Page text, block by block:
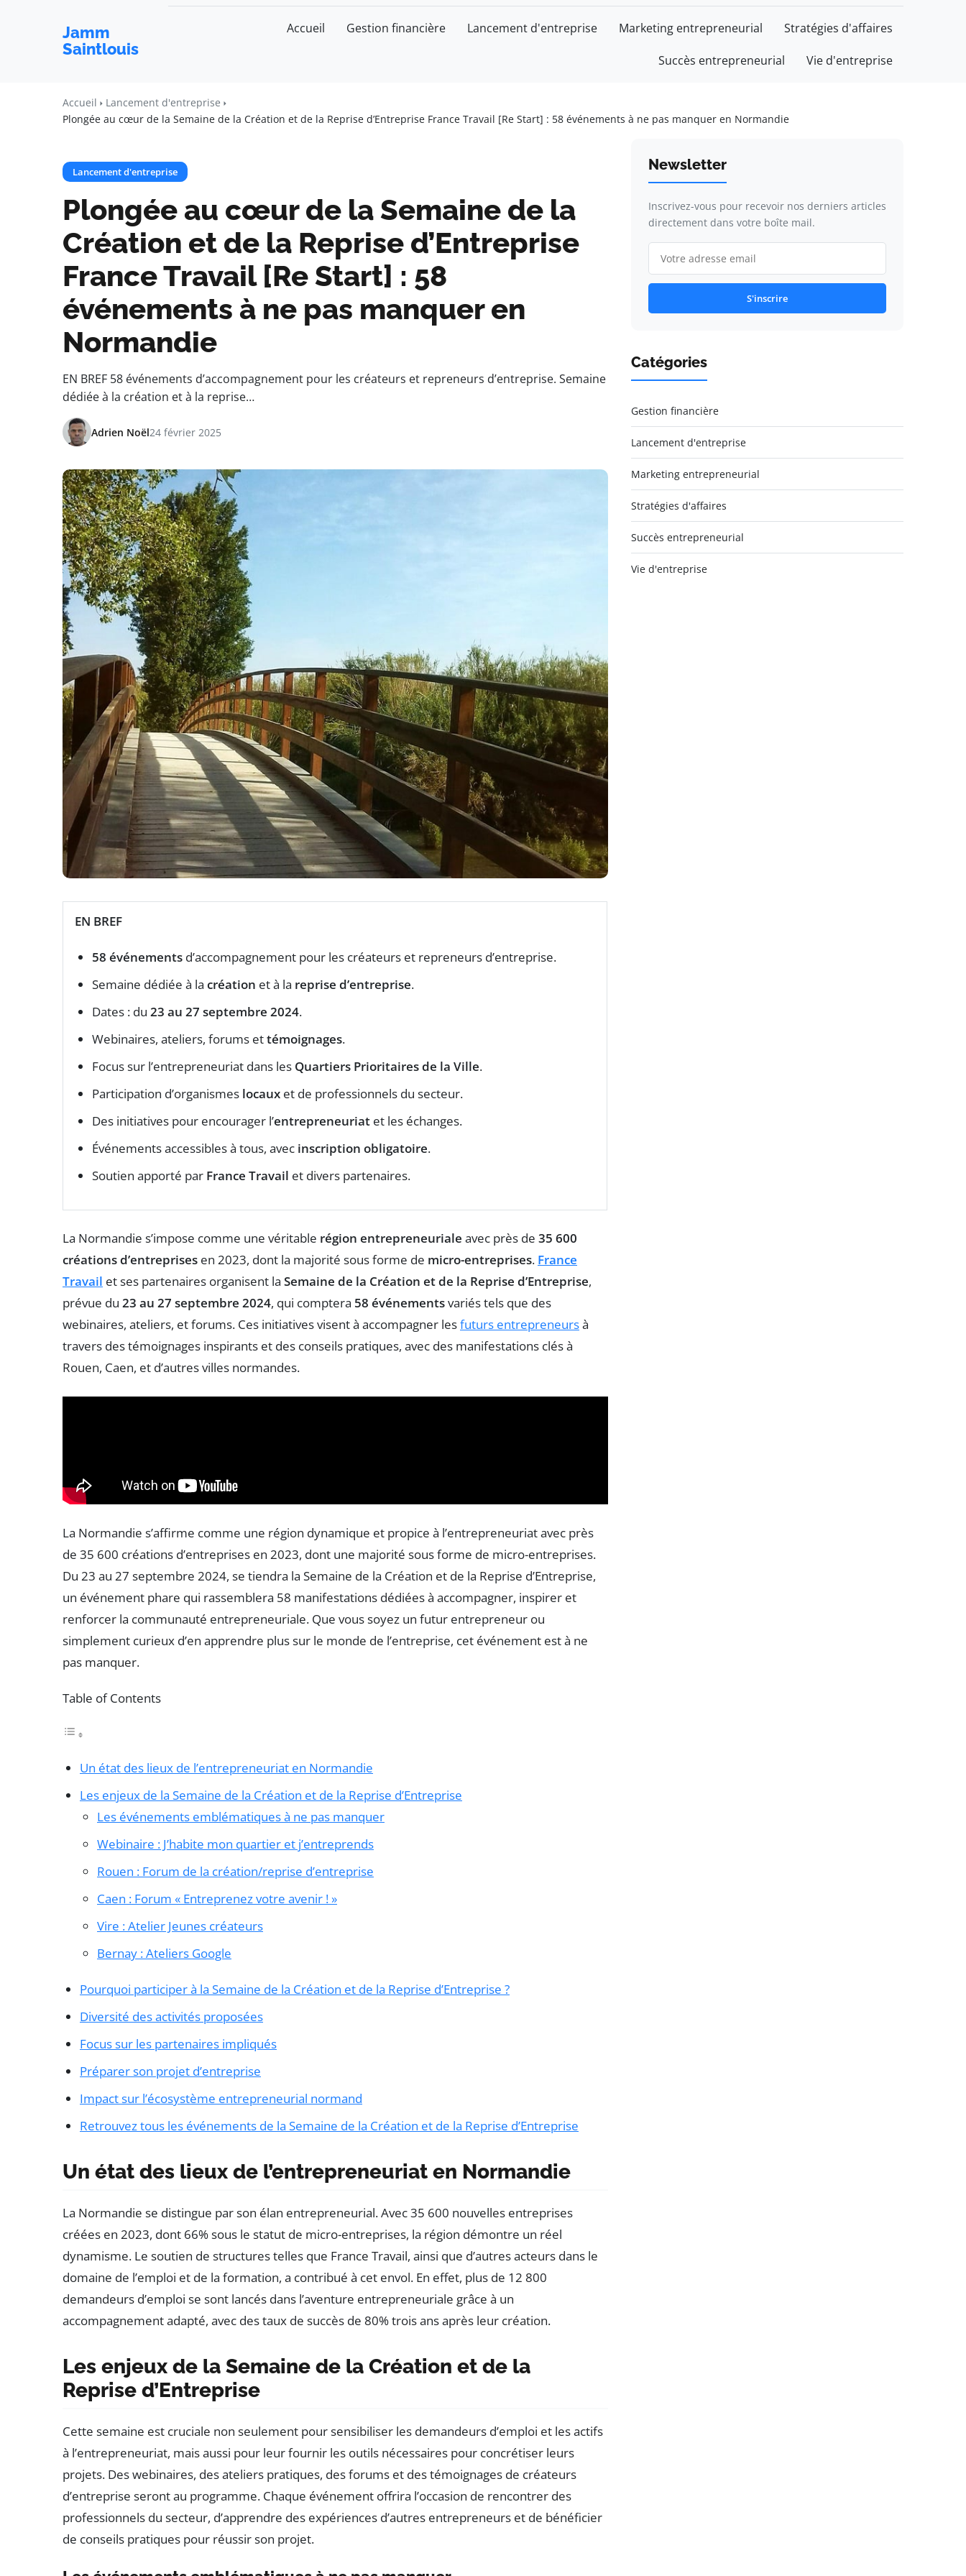
Jamm
Saintlouis
Accueil Gestion financière Lancement d'entreprise Marketing entrepreneurial Stratégies d'affaires
Succès entrepreneurial Vie d'entreprise
Accueil
Lancement d'entreprise
Plongée au cœur de la Semaine de la Création et de la Reprise d’Entreprise France Travail [Re Start] : 58 événements à ne pas manquer en Normandie
Lancement d'entreprise
Plongée au cœur de la Semaine de la
Création et de la Reprise d’Entreprise
France Travail [Re Start] : 58
événements à ne pas manquer en
Normandie
EN BREF 58 événements d’accompagnement pour les créateurs et repreneurs d’entreprise. Semaine
dédiée à la création et à la reprise…
Adrien Noël24 février 2025
EN BREF
58 événements d’accompagnement pour les créateurs et repreneurs d’entreprise.
Semaine dédiée à la création et à la reprise d’entreprise.
Dates : du 23 au 27 septembre 2024.
Webinaires, ateliers, forums ettémoignages.
Focus sur l’entrepreneuriat dans les Quartiers Prioritaires de la Ville.
Participation d’organismes locaux et de professionnels du secteur.
Des initiatives pour encourager l’entrepreneuriat et les échanges.
Événements accessibles à tous, avec inscription obligatoire.
Soutien apporté par France Travail et divers partenaires.
La Normandie s’impose comme une véritable région entrepreneuriale avec près de 35 600
créations d’entreprises en 2023, dont la majorité sous forme de micro-entreprises. France
Travail et ses partenaires organisent la Semaine de la Création et de la Reprise d’Entreprise,
prévue du 23 au 27 septembre 2024, qui comptera 58 événementsvariés tels que des
webinaires, ateliers, et forums. Ces initiatives visent à accompagner lesfuturs entrepreneursà
travers des témoignages inspirants et des conseils pratiques, avec des manifestations clés à
Rouen, Caen, et d’autres villes normandes.
La Normandie s’affirme comme une région dynamique et propice à l’entrepreneuriat avec près
de 35 600 créations d’entreprises en 2023, dont une majorité sous forme de micro-entreprises.
Du 23 au 27 septembre 2024, se tiendra la Semaine de la Création et de la Reprise d’Entreprise,
un événement phare qui rassemblera 58 manifestations dédiées à accompagner, inspirer et
renforcer la communauté entrepreneuriale. Que vous soyez un futur entrepreneur ou
simplement curieux d’en apprendre plus sur le monde de l’entreprise, cet événement est à ne
pas manquer.
Table of Contents
Un état des lieux de l’entrepreneuriat en Normandie
Les enjeux de la Semaine de la Création et de la Reprise d’Entreprise
Les événements emblématiques à ne pas manquer
Webinaire : J’habite mon quartier et j’entreprends
Rouen : Forum de la création/reprise d’entreprise
Caen : Forum « Entreprenez votre avenir ! »
Vire : Atelier Jeunes créateurs
Bernay : Ateliers Google
Pourquoi participer à la Semaine de la Création et de la Reprise d’Entreprise ?
Diversité des activités proposées
Focus sur les partenaires impliqués
Préparer son projet d’entreprise
Impact sur l’écosystème entrepreneurial normand
Retrouvez tous les événements de la Semaine de la Création et de la Reprise d’Entreprise
Un état des lieux de l’entrepreneuriat en Normandie
La Normandie se distingue par son élan entrepreneurial. Avec 35 600 nouvelles entreprises
créées en 2023, dont 66% sous le statut de micro-entreprises, la région démontre un réel
dynamisme. Le soutien de structures telles que France Travail, ainsi que d’autres acteurs dans le
domaine de l’emploi et de la formation, a contribué à cet envol. En effet, plus de 12 800
demandeurs d’emploi se sont lancés dans l’aventure entrepreneuriale grâce à un
accompagnement adapté, avec des taux de succès de 80% trois ans après leur création.
Les enjeux de la Semaine de la Création et de la
Reprise d’Entreprise
Cette semaine est cruciale non seulement pour sensibiliser les demandeurs d’emploi et les actifs
à l’entrepreneuriat, mais aussi pour leur fournir les outils nécessaires pour concrétiser leurs
projets. Des webinaires, des ateliers pratiques, des forums et des témoignages de créateurs
d’entreprise seront au programme. Chaque événement offrira l’occasion de rencontrer des
professionnels du secteur, d’apprendre des expériences d’autres entrepreneurs et de bénéficier
de conseils pratiques pour réussir son projet.
Newsletter
Inscrivez-vous pour recevoir nos derniers articles
directement dans votre boîte mail.
S'inscrire
Catégories
Gestion financière
Lancement d'entreprise
Marketing entrepreneurial
Stratégies d'affaires
Succès entrepreneurial
Vie d'entreprise